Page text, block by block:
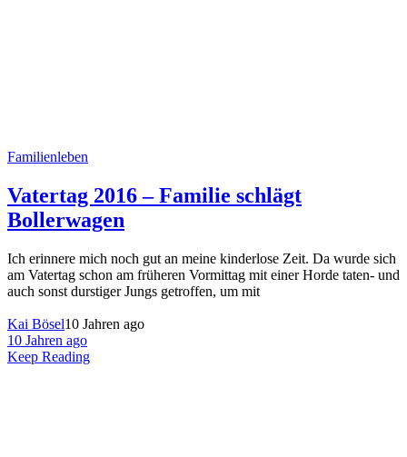
Familienleben
Vatertag 2016 – Familie schlägt
Bollerwagen
Ich erinnere mich noch gut an meine kinderlose Zeit. Da wurde sich
am Vatertag schon am früheren Vormittag mit einer Horde taten- und
auch sonst durstiger Jungs getroffen, um mit
Kai Bösel10 Jahren ago
10 Jahren ago
Keep Reading